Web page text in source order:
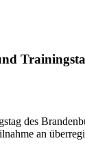
des
an